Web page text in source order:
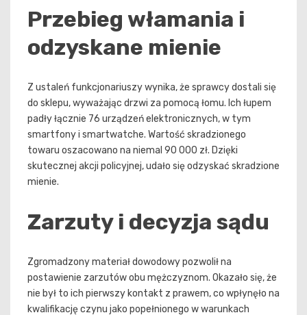
Przebieg włamania i
odzyskane mienie
Z ustaleń funkcjonariuszy wynika, że sprawcy dostali się
do sklepu, wyważając drzwi za pomocą łomu. Ich łupem
padły łącznie 76 urządzeń elektronicznych, w tym
smartfony i smartwatche. Wartość skradzionego
towaru oszacowano na niemal 90 000 zł. Dzięki
skutecznej akcji policyjnej, udało się odzyskać skradzione
mienie.
Zarzuty i decyzja sądu
Zgromadzony materiał dowodowy pozwolił na
postawienie zarzutów obu mężczyznom. Okazało się, że
nie był to ich pierwszy kontakt z prawem, co wpłynęło na
kwalifikację czynu jako popełnionego w warunkach